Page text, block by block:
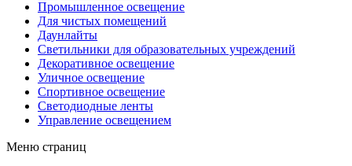
Промышленное освещение
Для чистых помещений
Даунлайты
Светильники для образовательных учреждений
Декоративное освещение
Уличное освещение
Спортивное освещение
Светодиодные ленты
Управление освещением
Меню страниц